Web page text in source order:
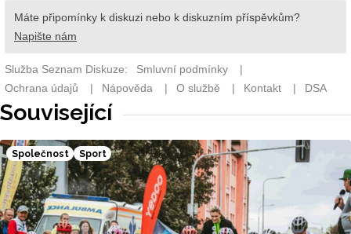
Související
Společnost Sport